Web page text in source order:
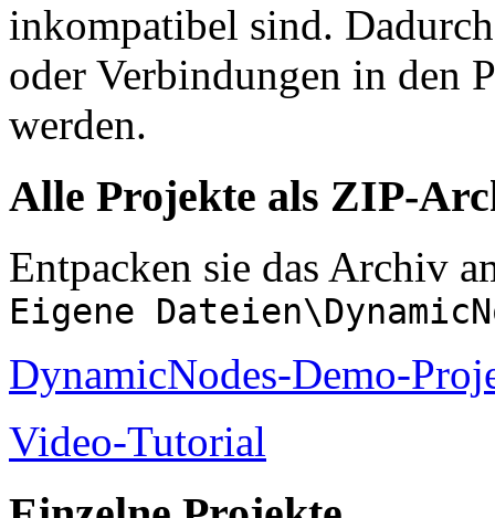
inkompatibel sind.
oder Verbindungen in den
werden.
Alle Projekte als ZIP-
Entpacken sie das Archiv
Eigene
DynamicNodes-Demo-
Video-Tutorial